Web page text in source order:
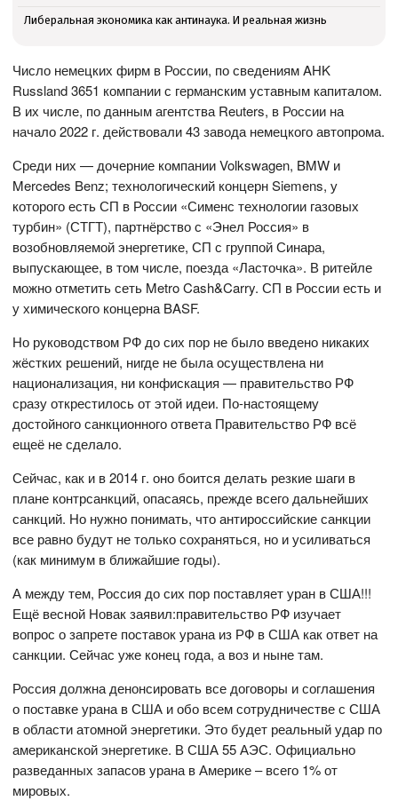
Либеральная экономика как антинаука. И реальная жизнь
Число немецких фирм в России, по сведениям AHK
Russland 3651 компании с германским уставным капиталом.
В их числе, по данным агентства Reuters, в России на
начало 2022 г. действовали 43 завода немецкого автопрома.
Среди них — дочерние компании Volkswagen, BMW и
Mercedes Benz; технологический концерн Siemens, у
которого есть СП в России «Сименс технологии газовых
турбин» (СТГТ), партнёрство с «Энел Россия» в
возобновляемой энергетике, СП с группой Синара,
выпускающее, в том числе, поезда «Ласточка». В ритейле
можно отметить сеть Metro Cash&Carry. СП в России есть и
у химического концерна BASF.
Но руководством РФ до сих пор не было введено никаких
жёстких решений, нигде не была осуществлена ни
национализация, ни конфискация — правительство РФ
сразу открестилось от этой идеи. По-настоящему
достойного санкционного ответа Правительство РФ всё
ещеё не сделало.
Сейчас, как и в 2014 г. оно боится делать резкие шаги в
плане контрсанкций, опасаясь, прежде всего дальнейших
санкций. Но нужно понимать, что антироссийские санкции
все равно будут не только сохраняться, но и усиливаться
(как минимум в ближайшие годы).
А между тем, Россия до сих пор поставляет уран в США!!!
Ещё весной Новак заявил:правительство РФ изучает
вопрос о запрете поставок урана из РФ в США как ответ на
санкции. Сейчас уже конец года, а воз и ныне там.
Россия должна денонсировать все договоры и соглашения
о поставке урана в США и обо всем сотрудничестве с США
в области атомной энергетики. Это будет реальный удар по
американской энергетике. В США 55 АЭС. Официально
разведанных запасов урана в Америке – всего 1% от
мировых.